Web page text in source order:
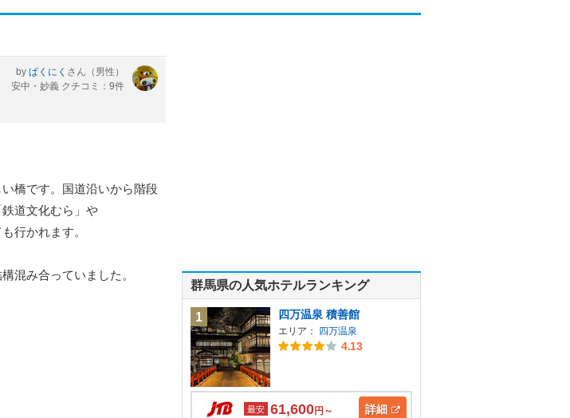
by ぱくにく さん （男性）
安中・妙義 クチコミ：9件
橋です。国道沿いから階段
道文化むら」や
行かれます。
混み合っていました。
群馬県の人気ホテルランキング
1 四万温泉 積善館
エリア： 四万温泉
4.13
最安 61,600円～ 詳細